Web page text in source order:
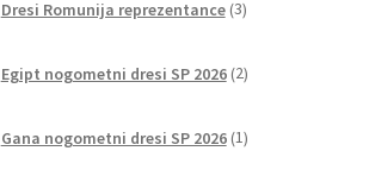
Dresi Romunija reprezentance 3izdelki
Egipt nogometni dresi SP 2026 2izdelka
Gana nogometni dresi SP 2026 1izdelek